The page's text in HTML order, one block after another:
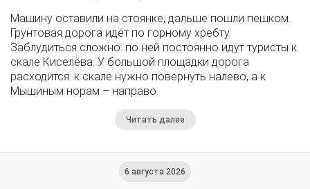
Машину оставили на стоянке, дальше пошли пешком.
Грунтовая дорога идёт по горному хребту.
Заблудиться сложно: по ней постоянно идут туристы к
скале Киселёва. У большой площадки дорога
расходится: к скале нужно повернуть налево, а к
Мышиным норам – направо.
Читать далее
6 августа 2026